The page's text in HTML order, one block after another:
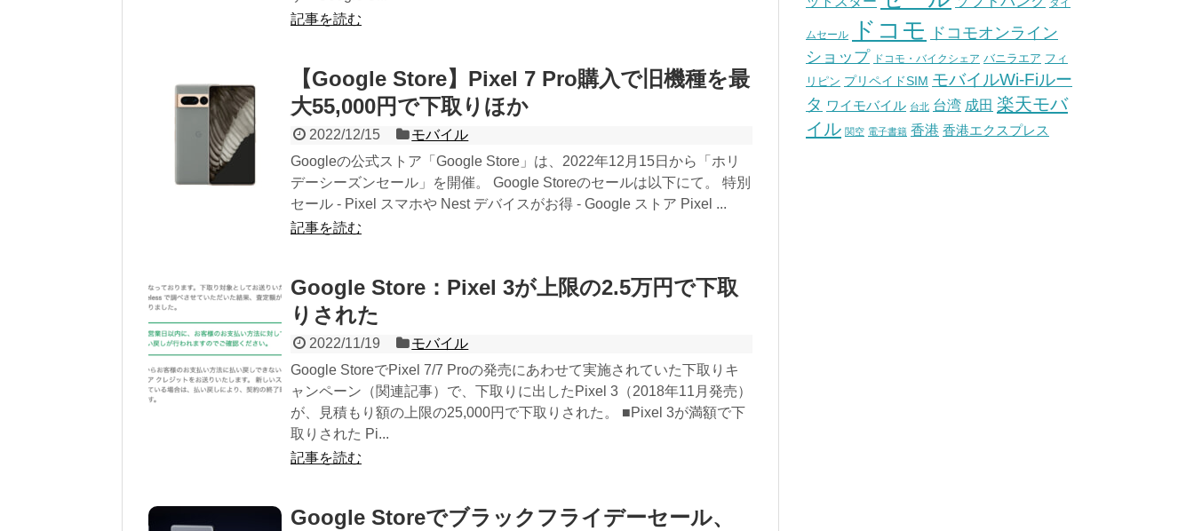
記事を読む
【Google Store】Pixel 7 Pro購入で旧機種を最
大55,000円で下取りほか
2022/12/15
モバイル
Googleの公式ストア「Google Store」は、2022年12月15日から「ホリ
デーシーズンセール」を開催。 Google Storeのセールは以下にて。 特別
セール - Pixel スマホや Nest デバイスがお得 - Google ストア Pixel ...
記事を読む
Google Store：Pixel 3が上限の2.5万円で下取
りされた
2022/11/19
モバイル
Google StoreでPixel 7/7 Proの発売にあわせて実施されていた下取りキ
ャンペーン（関連記事）で、下取りに出したPixel 3（2018年11月発売）
が、見積もり額の上限の25,000円で下取りされた。 ■Pixel 3が満額で下
取りされた Pi...
記事を読む
Google Storeでブラックフライデーセール、
タイ
ムセール ドコモ
ドコモオンライン
ショップ ドコモ・バイクシェア バニラエア フィ
リピン プリペイドSIM モバイルWi-Fiルー
タ ワイモバイル 台北 台湾 成田 楽天モバ
イル 関空 電子書籍 香港 香港エクスプレス